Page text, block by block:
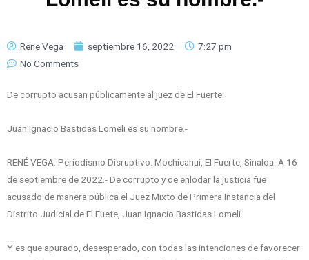
Rene Vega septiembre 16, 2022
7:27 pm
No Comments
De corrupto acusan públicamente al juez de El Fuerte:
Juan Ignacio Bastidas Lomeli es su nombre.-
RENÉ VEGA: Periodismo Disruptivo. Mochicahui, El Fuerte, Sinaloa. A 16
de septiembre de 2022.- De corrupto y de enlodar la justicia fue
acusado de manera pública el Juez Mixto de Primera Instancia del
Distrito Judicial de El Fuete, Juan Ignacio Bastidas Lomeli.
Y es que apurado, desesperado, con todas las intenciones de favorecer